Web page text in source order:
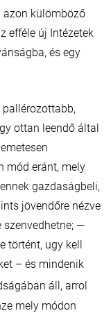
azon külömböző
efféle új Intézetek
és egy
ottan leendő által
mód eránt, mely
gazdaságbeli,
jövendőre nézve
—
történt, ugy kell
– és mindenik
áll, arrol
mely módon